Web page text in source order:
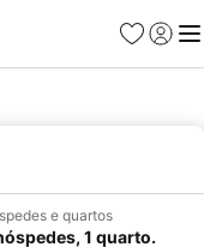
Favoritos
Iniciar
e quartos
1 quarto.